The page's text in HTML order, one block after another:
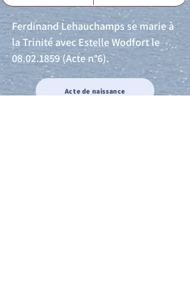
Ferdinand Lehauchamps se marie à
la Trinité avec Estelle Wodfort le
08.02.1859(Acte n°6).
Acte de naissance